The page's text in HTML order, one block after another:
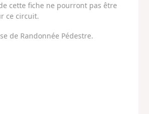
cette fiche ne pourront pas être
ce circuit.
de Randonnée Pédestre.